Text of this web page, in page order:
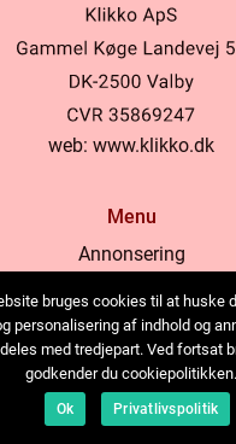
web: www.klikko.dk
Menu
Annonsering
Cookies
Kontakta oss
Sitemap
bruges cookies til at huske
personalisering af indhold og
med tredjepart. Ved fortsat
godkender du cookiepolitikken.
Ok Privatlivspolitik